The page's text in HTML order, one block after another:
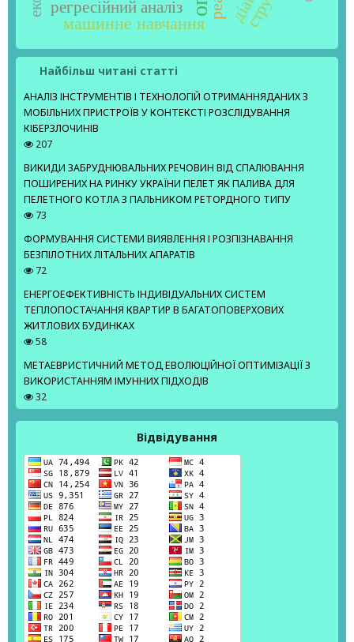
машинне навчання
регресійний аналіз
Найбільш читані статті
АНАЛІЗ ІНСТРУМЕНТІВ І ТЕХНОЛОГІЙ ОТРИМАННЯДАНИХ З
МОБІЛЬНИХ ПРИСТРОЇВ У КОНТЕКСТІ РОЗСЛІДУВАННЯ
КІБЕРЗЛОЧИНІВ
207
ВИКИДИ ЗАБРУДНЮВАЛЬНИХ РЕЧОВИН ВІД СПАЛЮВАННЯ
ПОШИРЕНИХ НА РИНКУ УКРАЇНИ ПЕЛЕТ ЯК ПАЛИВА ДЛЯ
ПЕЛЕТНОГО КОТЛА З ПАЛЬНИКОМ РЕТОРДНОГО ТИПУ
73
ФОРМУВАННЯ СИСТЕМИ ВИЯВЛЕННЯ І РОЗПІЗНАВАННЯ
БЕЗПІЛОТНИХ ЛІТАЛЬНИХ АПАРАТІВ
72
ЕНЕРГОЕФЕКТИВНІСТЬ ІНДИВІДУАЛЬНИХ СИСТЕМ
ТЕПЛОПОСТАЧАННЯ КВАРТИР В БАГАТОПОВЕРХОВИХ
ЖИТЛОВИХ БУДИНКАХ
58
МЕТАЕВРИСТИЧНИЙ МЕТОД ЕВОЛЮЦІЙНОЇ ОПТИМІЗАЦІЇ З
ВИКОРИСТАННЯМ ІМУННИХ ПІДХОДІВ
32
Відвідування